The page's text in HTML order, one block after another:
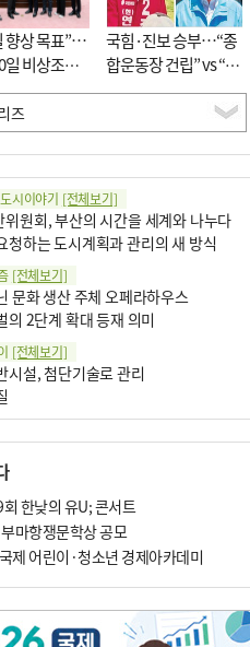
향상 목표”…
일 비상조치
국힘·진보 승부…“종
합운동장 건립” vs “출
근 공공버스 도입”
시이야기 [전체보기]
위원회, 부산의 시간을 세계와 나누다
청하는 도시계획과 관리의 새 방식
[전체보기]
문화 생산 주체 오페라하우스
의 2단계 확대 등재 의미
[전체보기]
시설, 첨단기술로 관리
의 ‘0점 답안’
보기]
망, 헌혈의 힘
역 ‘연결’이 지역혁신이다
엘리트 자평해온 市 공무원…생중계 회의서 능력 입증을
회 한낮의 유U; 콘서트
마항쟁문학상 공모
제 어린이·청소년 경제아카데미